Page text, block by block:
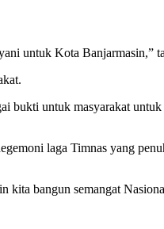
untuk Kota Banjarmasin,”
bukti untuk masyarakat
laga Timnas yang
kita bangun semangat